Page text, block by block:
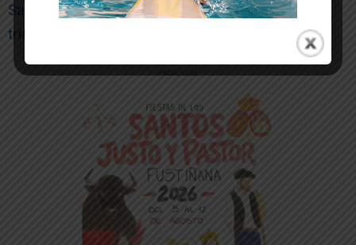
Santi Lorente aúna la historia y la fantasía en «El
triángulo de las Bardenas»